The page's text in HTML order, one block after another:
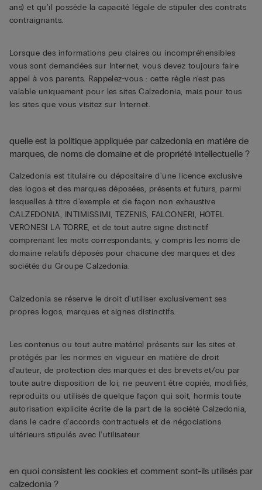
ans) et qu'il possède la capacité légale de stipuler des contrats
contraignants.
Lorsque des informations peu claires ou incompréhensibles
vous sont demandées sur Internet, vous devez toujours faire
appel à vos parents. Rappelez-vous : cette règle n'est pas
valable uniquement pour les sites Calzedonia, mais pour tous
les sites que vous visitez sur Internet.
quelle est la politique appliquée par calzedonia en matière de
marques, de noms de domaine et de propriété intellectuelle ?
Calzedonia est titulaire ou dépositaire d'une licence exclusive
des logos et des marques déposées, présents et futurs, parmi
lesquelles à titre d'exemple et de façon non exhaustive
CALZEDONIA, INTIMISSIMI, TEZENIS, FALCONERI, HOTEL
VERONESI LA TORRE, et de tout autre signe distinctif
comprenant les mots correspondants, y compris les noms de
domaine relatifs déposés pour chacune des marques et des
sociétés du Groupe Calzedonia.
Calzedonia se réserve le droit d'utiliser exclusivement ses
propres logos, marques et signes distinctifs.
Les contenus ou tout autre matériel présents sur les sites et
protégés par les normes en vigueur en matière de droit
d'auteur, de protection des marques et des brevets et/ou par
toute autre disposition de loi, ne peuvent être copiés, modifiés,
reproduits ou utilisés de quelque façon qui soit, hormis toute
autorisation explicite écrite de la part de la société Calzedonia,
dans le cadre d'accords contractuels et de négociations
ultérieurs stipulés avec l'utilisateur.
en quoi consistent les cookies et comment sont-ils utilisés par
calzedonia ?